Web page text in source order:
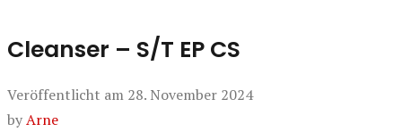
Cleanser – S/T EP CS
Veröffentlicht am 28. November 2024
byArne